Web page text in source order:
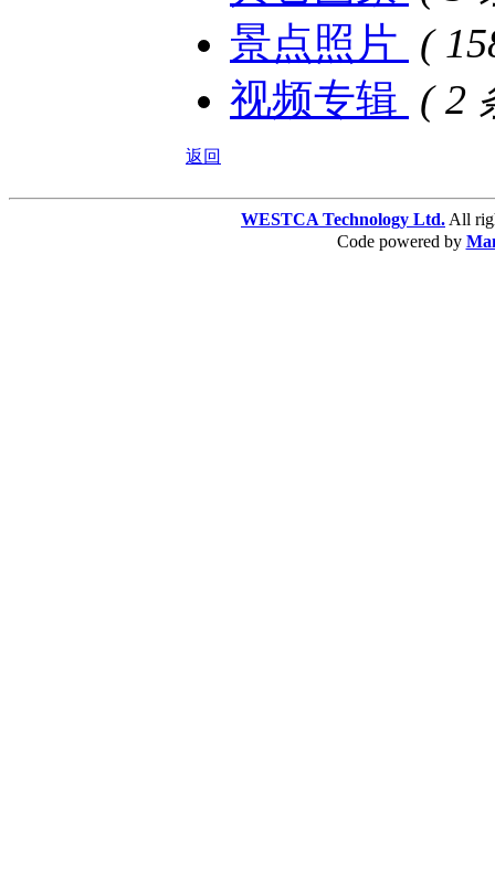
景点照片 (
视频专辑 ( 2
返回
WESTCA Technology Ltd. All
Code powered by